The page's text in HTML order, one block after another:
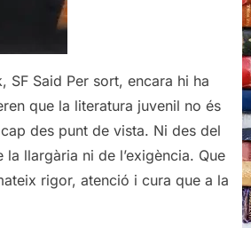
SF Said Per sort, encara hi ha
que la literatura juvenil no és
des punt de vista. Ni des del
llargària ni de l’exigència. Que
rigor, atenció i cura que a la